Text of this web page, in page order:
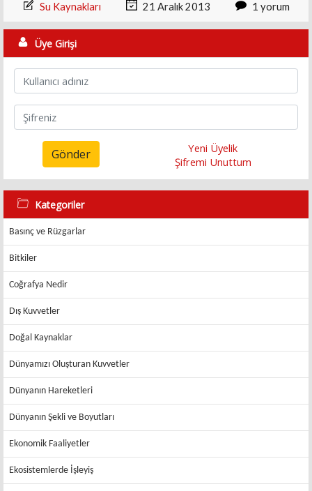
Su Kaynakları 21 Aralık 2013 1 yorum
Üye Girişi
Gönder
Yeni Üyelik
Şifremi Unuttum
Kategoriler
Basınç ve Rüzgarlar
Bitkiler
Coğrafya Nedir
Dış Kuvvetler
Doğal Kaynaklar
Dünyamızı Oluşturan Kuvvetler
Dünyanın Hareketleri
Dünyanın Şekli ve Boyutları
Ekonomik Faaliyetler
Ekosistemlerde İşleyiş